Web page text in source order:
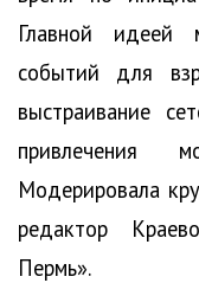
Главной идеей
событий для
выстраивание
Модерировала
редактор
Пермь».